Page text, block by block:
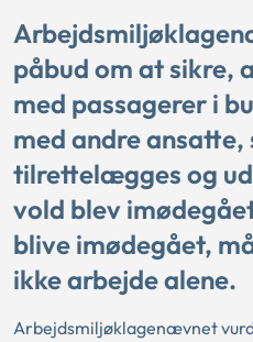
påbud om at sikre,
med passagerer i
med andre
tilrettelægges og
vold blev
blive imødegået,
ikke arbejde alene.
Arbejdsmiljøklagenævnet